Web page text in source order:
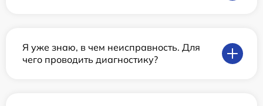
Я уже знаю, в чем неисправность. Для
чего проводить диагностику?